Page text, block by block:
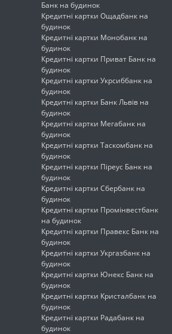
Банк на будинок
Кредитні картки Ощадбанк на
будинок
Кредитні картки Монобанк на
будинок
Кредитні картки Приват Банк на
будинок
Кредитні картки Укрсиббанк на
будинок
Кредитні картки Банк Львів на
будинок
Кредитні картки Мегабанк на
будинок
Кредитні картки Таскомбанк на
будинок
Кредитні картки Піреус Банк на
будинок
Кредитні картки Сбербанк на
будинок
Кредитні картки Промінвестбанк
на будинок
Кредитні картки Правекс Банк на
будинок
Кредитні картки Укргазбанк на
будинок
Кредитні картки Юнекс Банк на
будинок
Кредитні картки Кристалбанк на
будинок
Кредитні картки Радабанк на
будинок